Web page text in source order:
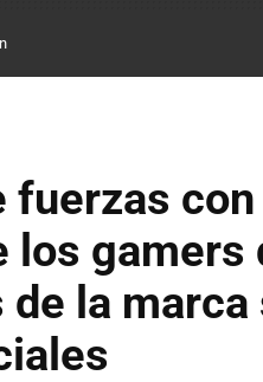
fuerzas
los gamers
la marca